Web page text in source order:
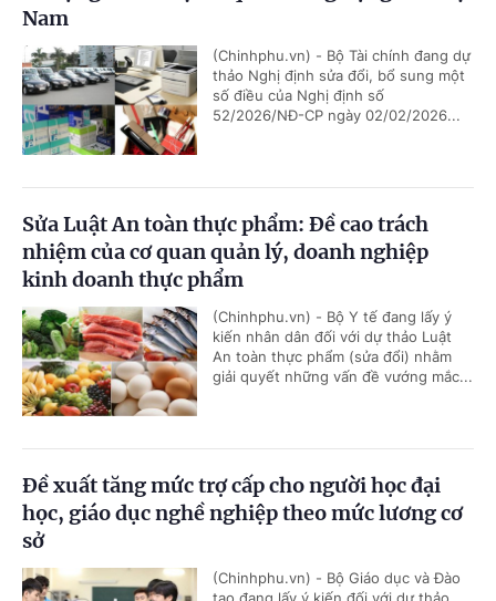
Nam
(Chinhphu.vn) - Bộ Tài chính đang dự
thảo Nghị định sửa đổi, bổ sung một
số điều của Nghị định số
52/2026/NĐ-CP ngày 02/02/2026...
Sửa Luật An toàn thực phẩm: Đề cao trách
nhiệm của cơ quan quản lý, doanh nghiệp
kinh doanh thực phẩm
(Chinhphu.vn) - Bộ Y tế đang lấy ý
kiến nhân dân đối với dự thảo Luật
An toàn thực phẩm (sửa đổi) nhằm
giải quyết những vấn đề vướng mắc...
Đề xuất tăng mức trợ cấp cho người học đại
học, giáo dục nghề nghiệp theo mức lương cơ
sở
(Chinhphu.vn) - Bộ Giáo dục và Đào